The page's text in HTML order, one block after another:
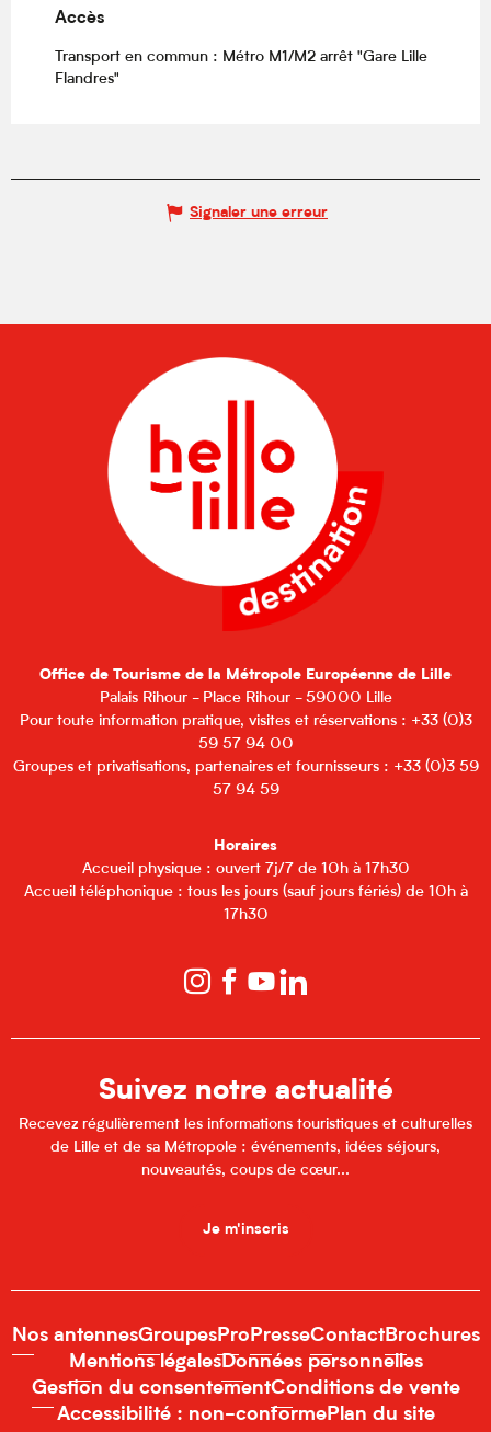
Accès
Accès
Transport en commun : Métro M1/M2 arrêt "Gare Lille
Flandres"
Signaler une erreur
Office de Tourisme de la Métropole Européenne de Lille
Palais Rihour - Place Rihour - 59000 Lille
Pour toute information pratique, visites et réservations : +33 (0)3
59 57 94 00
Groupes et privatisations, partenaires et fournisseurs : +33 (0)3 59
57 94 59
Horaires
Accueil physique : ouvert 7j/7 de 10h à 17h30
Accueil téléphonique : tous les jours (sauf jours fériés) de 10h à
17h30
Suivez notre actualité
Recevez régulièrement les informations touristiques et culturelles
de Lille et de sa Métropole : événements, idées séjours,
nouveautés, coups de cœur...
Je m'inscris
Nos antennesGroupesPro PresseContactBrochures
Mentions légalesDonnées personnelles
Gestion du consentementConditions de vente
Accessibilité : non-conformePlan du site